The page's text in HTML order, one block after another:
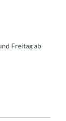
Freitag ab